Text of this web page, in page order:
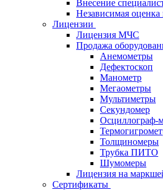
Внесение
Независимая
Лицензии
Лицензия МЧС
Продажа
Анемометры
Дефектоскоп
Манометр
Мегаометры
Мультиметры
Секундомер
Осциллограф-
Толщиномеры
Трубка ПИТО
Шумомеры
Лицензия на
Сертификаты